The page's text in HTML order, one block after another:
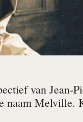
van Jean-
naam Melville.